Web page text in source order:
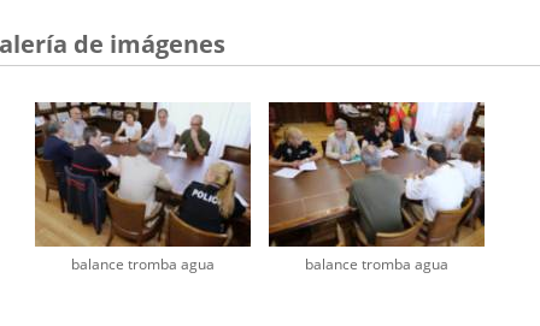
de imágenes
balance tromba agua balance tromba agua